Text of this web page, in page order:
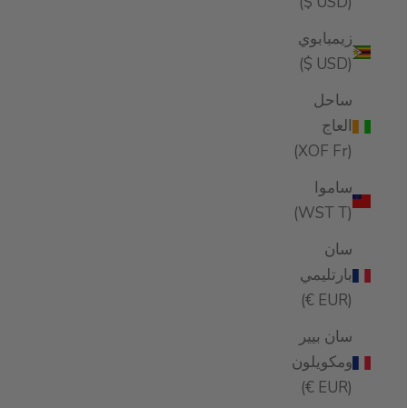
زيمبابوي
(USD $)
ساحل
العاج
(XOF Fr)
ساموا
(WST T)
سان
بارتليمي
(EUR €)
سان بيير
ومكويلون
(EUR €)